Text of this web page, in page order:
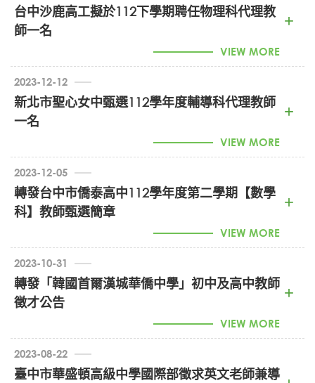
台中沙鹿高工擬於112下學期聘任物理科代理教
師一名
VIEW MORE
2023-12-12
新北市聖心女中甄選112學年度輔導科代理教師
一名
VIEW MORE
14-112代理教師-輔導甄選簡章_-甄選-1121205 (PDF)
2023-12-05
轉發台中市僑泰高中112學年度第二學期【數學
科】教師甄選簡章
VIEW MORE
意者請見網址：
https://www.ctas.tc.edu.tw/ischool/public/news_view/show.php?
連絡電話：04-24063936#185
2023-10-31
轉發「韓國首爾漢城華僑中學」初中及高中教師
徵才公告
VIEW MORE
2023-08-22
臺中市華盛頓高級中學國際部徵求英文老師兼導